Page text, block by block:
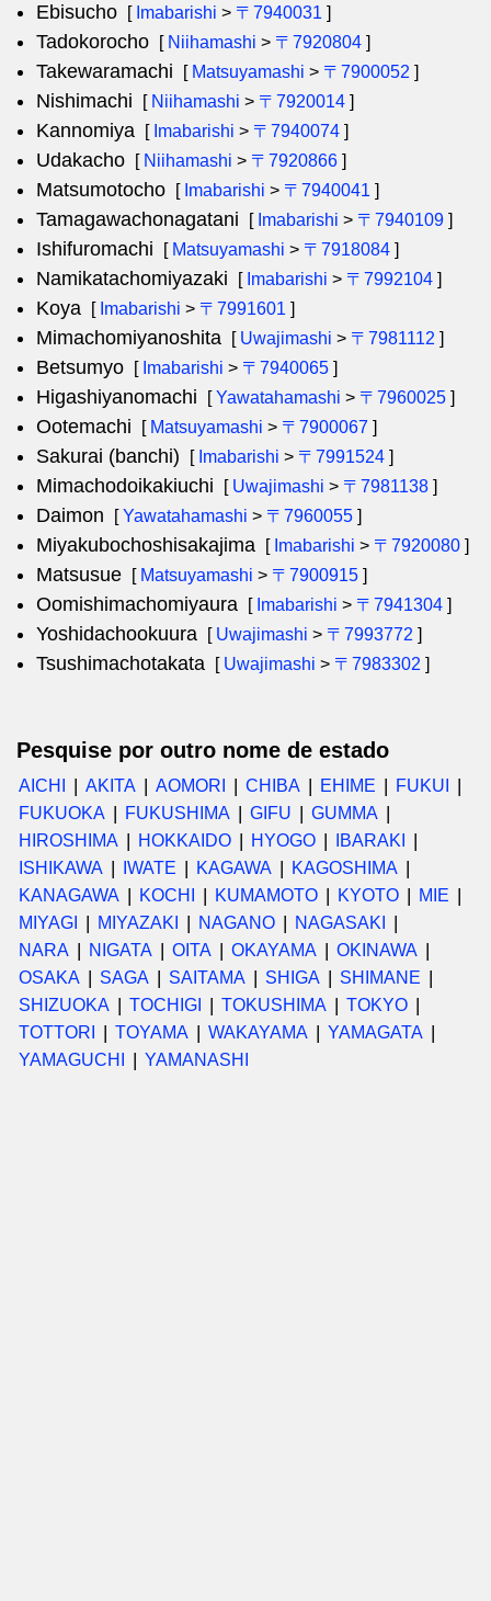
Ebisucho [ Imabarishi > 〒7940031 ]
Tadokorocho [ Niihamashi > 〒7920804 ]
Takewaramachi [ Matsuyamashi > 〒7900052 ]
Nishimachi [ Niihamashi > 〒7920014 ]
Kannomiya [ Imabarishi > 〒7940074 ]
Udakacho [ Niihamashi > 〒7920866 ]
Matsumotocho [ Imabarishi > 〒7940041 ]
Tamagawachonagatani [ Imabarishi > 〒7940109 ]
Ishifuromachi [ Matsuyamashi > 〒7918084 ]
Namikatachomiyazaki [ Imabarishi > 〒7992104 ]
Koya [ Imabarishi > 〒7991601 ]
Mimachomiyanoshita [ Uwajimashi > 〒7981112 ]
Betsumyo [ Imabarishi > 〒7940065 ]
Higashiyanomachi [Yawatahamashi > 〒7960025 ]
Ootemachi [ Matsuyamashi > 〒7900067 ]
Sakurai (banchi) [ Imabarishi > 〒7991524 ]
Mimachodoikakiuchi [ Uwajimashi > 〒7981138 ]
Daimon [Yawatahamashi > 〒7960055 ]
Miyakubochoshisakajima [ Imabarishi > 〒7920080 ]
Matsusue [ Matsuyamashi > 〒7900915 ]
Oomishimachomiyaura [ Imabarishi > 〒7941304 ]
Yoshidachookuura [ Uwajimashi > 〒7993772 ]
Tsushimachotakata [ Uwajimashi > 〒7983302 ]
Pesquise por outro nome de estado
AICHI AKITA AOMORI CHIBA EHIME
FUKUI
FUKUOKA
FUKUSHIMA GIFU
GUMMA
HIROSHIMA
HOKKAIDO HYOGO
IBARAKI
ISHIKAWA
IWATE KAGAWA
KAGOSHIMA
KANAGAWA
KOCHI KUMAMOTO KYOTO
MIE
MIYAGI
MIYAZAKI NAGANO
NAGASAKI
NARA
NIGATA OITA OKAYAMA
OKINAWA
OSAKA
SAGA SAITAMA SHIGA
SHIMANE
SHIZUOKA
TOCHIGI TOKUSHIMA
TOKYO
TOTTORI
TOYAMA WAKAYAMA
YAMAGATA
YAMAGUCHI
YAMANASHI